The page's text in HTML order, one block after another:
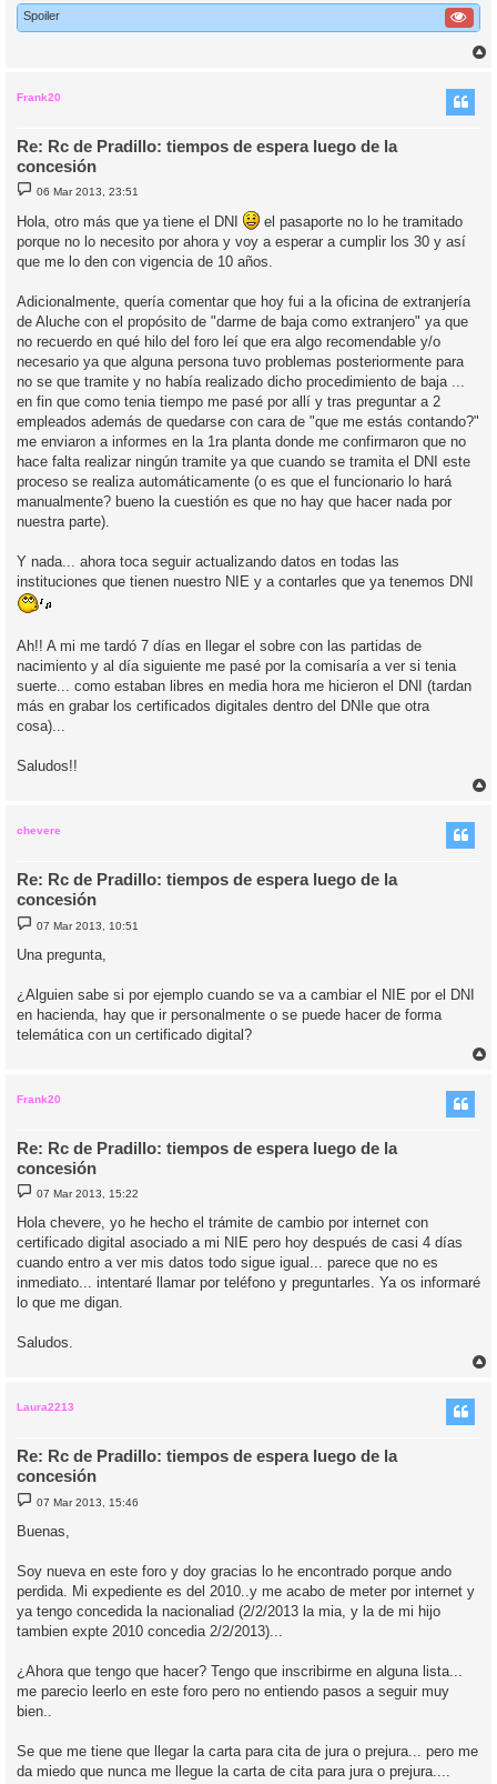
Spoiler
Frank20
Re: Rc de Pradillo: tiempos de espera luego de la
concesión
M
n
s
a
e
06 Mar 2013, 23:51
Hola, otro más que ya tiene el DNI
el pasaporte no lo he tramitado
porque no lo necesito por ahora y voy a esperar a cumplir los 30 y así
que me lo den con vigencia de 10 años.
Adicionalmente, quería comentar que hoy fui a la oficina de extranjería
de Aluche con el propósito de "darme de baja como extranjero" ya que
no recuerdo en qué hilo del foro leí que era algo recomendable y/o
necesario ya que alguna persona tuvo problemas posteriormente para
no se que tramite y no había realizado dicho procedimiento de baja ...
en fin que como tenia tiempo me pasé por allí y tras preguntar a 2
empleados además de quedarse con cara de "que me estás contando?"
me enviaron a informes en la 1ra planta donde me confirmaron que no
hace falta realizar ningún tramite ya que cuando se tramita el DNI este
proceso se realiza automáticamente (o es que el funcionario lo hará
manualmente? bueno la cuestión es que no hay que hacer nada por
nuestra parte).
Y nada... ahora toca seguir actualizando datos en todas las
instituciones que tienen nuestro NIE y a contarles que ya tenemos DNI
Ah!! A mi me tardó 7 días en llegar el sobre con las partidas de
nacimiento y al día siguiente me pasé por la comisaría a ver si tenia
suerte... como estaban libres en media hora me hicieron el DNI (tardan
más en grabar los certificados digitales dentro del DNIe que otra
cosa)...
Saludos!!
chevere
Re: Rc de Pradillo: tiempos de espera luego de la
concesión
M
e
s
e
07 Mar 2013, 10:51
Una pregunta,
¿Alguien sabe si por ejemplo cuando se va a cambiar el NIE por el DNI
en hacienda, hay que ir personalmente o se puede hacer de forma
telemática con un certificado digital?
Frank20
Re: Rc de Pradillo: tiempos de espera luego de la
concesión
M
n
s
a
e
07 Mar 2013, 15:22
Hola chevere, yo he hecho el trámite de cambio por internet con
certificado digital asociado a mi NIE pero hoy después de casi 4 días
cuando entro a ver mis datos todo sigue igual... parece que no es
inmediato... intentaré llamar por teléfono y preguntarles. Ya os informaré
lo que me digan.
Saludos.
Laura2213
Re: Rc de Pradillo: tiempos de espera luego de la
concesión
M
e
s
e
07 Mar 2013, 15:46
Buenas,
Soy nueva en este foro y doy gracias lo he encontrado porque ando
perdida. Mi expediente es del 2010..y me acabo de meter por internet y
ya tengo concedida la nacionaliad (2/2/2013 la mia, y la de mi hijo
tambien expte 2010 concedia 2/2/2013)...
¿Ahora que tengo que hacer? Tengo que inscribirme en alguna lista...
me parecio leerlo en este foro pero no entiendo pasos a seguir muy
bien..
Se que me tiene que llegar la carta para cita de jura o prejura... pero me
da miedo que nunca me llegue la carta de cita para jura o prejura....